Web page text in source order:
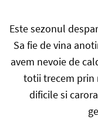
Este sezonul
Sa fie de vina
avem nevoie de
totii trecem prin
dificile si